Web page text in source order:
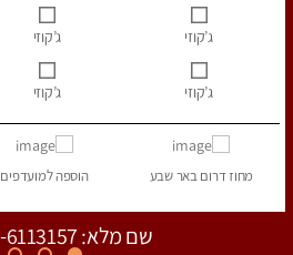
ג’קוזי ג’קוזי
ג’קוזי ג’קוזי
מחוז דרוםבאר שבע הוספהלמועדפים
שם מלא: 053-6113157